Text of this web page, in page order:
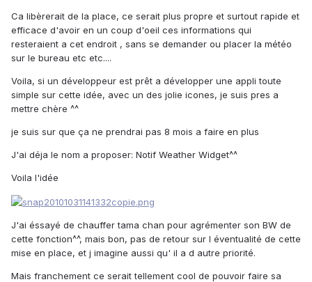
Ca libèrerait de la place, ce serait plus propre et surtout rapide et
efficace d'avoir en un coup d'oeil ces informations qui
resteraient a cet endroit , sans se demander ou placer la météo
sur le bureau etc etc....
Voila, si un développeur est prêt a développer une appli toute
simple sur cette idée, avec un des jolie icones, je suis pres a
mettre chère ^^
je suis sur que ça ne prendrai pas 8 mois a faire en plus
J'ai déja le nom a proposer: Notif Weather Widget^^
Voila l'idée
J'ai éssayé de chauffer tama chan pour agrémenter son BW de
cette fonction^^, mais bon, pas de retour sur l éventualité de cette
mise en place, et j imagine aussi qu' il a d autre priorité.
Mais franchement ce serait tellement cool de pouvoir faire sa